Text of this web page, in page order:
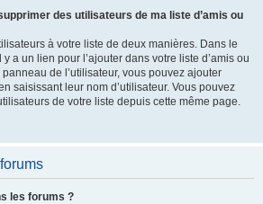
des utilisateurs de ma liste d’amis ou
à votre liste de deux manières. Dans le
a un lien pour l’ajouter dans votre liste d’amis ou
de l’utilisateur, vous pouvez ajouter
saisissant leur nom d’utilisateur. Vous pouvez
de votre liste depuis cette même page.
les forums ?